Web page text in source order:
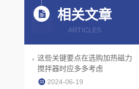
相关文章
ARTICLES
这些关键要点在选购加热磁力
搅拌器时应多多考虑
2024-06-19